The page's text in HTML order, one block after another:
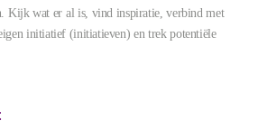
Kijk wat er al is, vind inspiratie, verbind met
initiatief (initiatieven) en trek potentiële